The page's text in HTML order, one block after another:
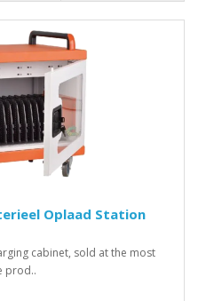
Oplaad Station
cabinet, sold at the most
prod..